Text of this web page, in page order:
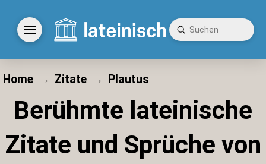
Search
Submit
Home → Zitate → Plautus
Berühmte lateinische
Zitate und Sprüche von